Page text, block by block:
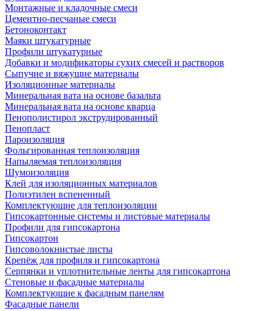
Монтажные и кладочные смеси
Цементно-песчаные смеси
Бетоноконтакт
Маяки штукатурные
Профили штукатурные
Добавки и модификаторы сухих смесей и растворов
Сыпучие и вяжущие материалы
Изоляционные материалы
Минеральная вата на основе базальта
Минеральная вата на основе кварца
Пенополистирол экструдированный
Пенопласт
Пароизоляция
Фольгированная теплоизоляция
Напыляемая теплоизоляция
Шумоизоляция
Клей для изоляционных материалов
Полиэтилен вспененный
Комплектующие для теплоизоляции
Гипсокартонные системы и листовые материалы
Профили для гипсокартона
Гипсокартон
Гипсоволокнистые листы
Крепёж для профиля и гипсокартона
Серпянки и уплотнительные ленты для гипсокартона
Стеновые и фасадные материалы
Комплектующие к фасадным панелям
Фасадные панели